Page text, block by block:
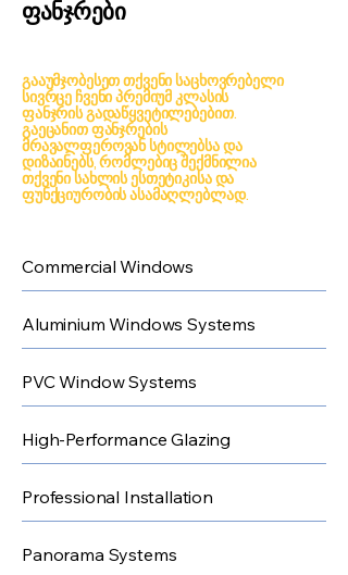
ფანჯრები
გააუმჯობესეთ თქვენი საცხოვრებელი
სივრცე ჩვენი პრემიუმ კლასის
ფანჯრის გადაწყვეტილებებით.
გაეცანით ფანჯრების
მრავალფეროვან სტილებსა და
დიზაინებს, რომლებიც შექმნილია
თქვენი სახლის ესთეტიკისა და
ფუნქციურობის ასამაღლებლად.
Commercial Windows
Aluminium Windows Systems
PVC Window Systems
High-Performance Glazing
Professional Installation
Panorama Systems